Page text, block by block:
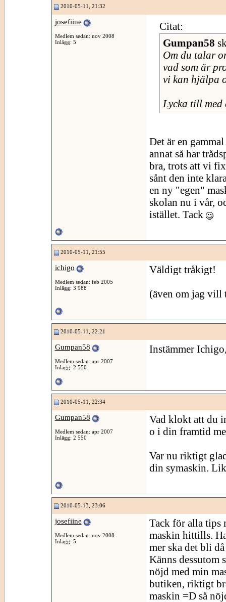
2010-05-11, 21:32
josefiine
Medlem sedan: nov 2008
Inlägg: 5
Citat:
Gumpan58
Om du talar
vad som är
vi kan hjälpa
Lycka till
Det är en
annat så har
bra, trots att vi
sånt den inte
en ny "egen"
skolan nu i vår,
istället. Tack
2010-05-11, 21:55
ichigo
Medlem sedan: feb 2005
Inlägg: 3 988
Väldigt tråkigt!
(även om jag vill
2010-05-11, 22:21
Gumpan58
Medlem sedan: apr 2007
Inlägg: 2 550
Instämmer
2010-05-11, 22:34
Gumpan58
Medlem sedan: apr 2007
Inlägg: 2 550
Vad klokt att du
o i din framtid
Var nu riktigt
din symaskin.
2010-05-13, 23:06
josefiine
Medlem sedan: nov 2008
Inlägg: 5
Tack för alla tips
maskin hittills.
mer ska det bli
Känns dessutom
nöjd med min
butiken, riktigt
maskin =D så